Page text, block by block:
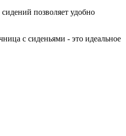
позволяет удобно
с сиденьями - это идеальное